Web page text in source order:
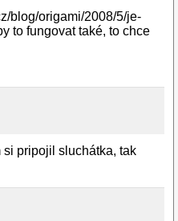
blog/origami/2008/5/je-
to fungovat také, to chce
si pripojil sluchátka, tak